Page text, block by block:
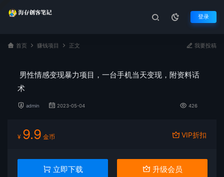
登录
首页 赚钱项目 正文 我要投稿
男性情感变现暴力项目，一台手机当天变现，附资料话
术
admin 2023-05-04 426
¥ 9.9 金币 VIP折扣
立即下载 升级会员